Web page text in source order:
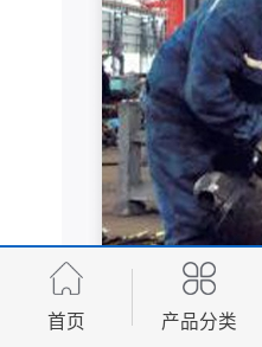
首页 产品分类